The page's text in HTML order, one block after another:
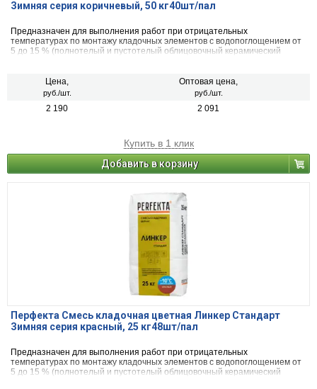
Зимняя серия коричневый, 50 кг40шт/пал
Предназначен для выполнения работ при отрицательных
температурах по монтажу кладочных элементов с водопоглощением от
5 до 15 % (полнотелый и пустотелый облицовочный керамический
Цена,
руб./шт.
Оптовая цена,
руб./шт.
2 190 2 091
Купить в 1 клик
Добавить в корзину
Перфекта Смесь кладочная цветная Линкер Стандарт
Зимняя серия красный, 25 кг48шт/пал
Предназначен для выполнения работ при отрицательных
температурах по монтажу кладочных элементов с водопоглощением от
5 до 15 % (полнотелый и пустотелый облицовочный керамический